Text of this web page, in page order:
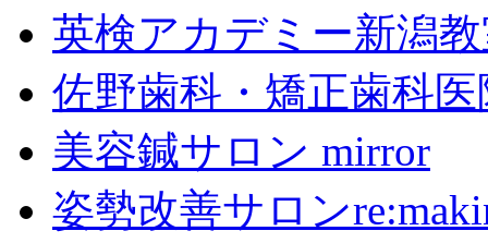
英検アカデミー新潟
佐野歯科・矯正歯科医
美容鍼サロン mirror
姿勢改善サロン